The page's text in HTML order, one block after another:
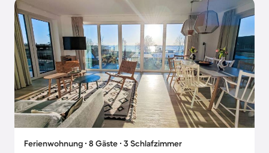
Ferienwohnung ∙ 8 Gäste ∙ 3 Schlafzimmer